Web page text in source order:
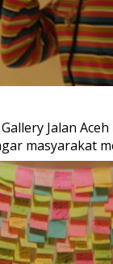
Jalan
masyarakat